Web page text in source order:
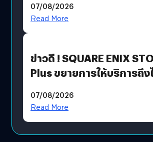
07/08/2026
Read More
ข่าวดี ! SQUARE ENIX
Plus ขยายการให้บริการถึง
โดยตรง
07/08/2026
Read More